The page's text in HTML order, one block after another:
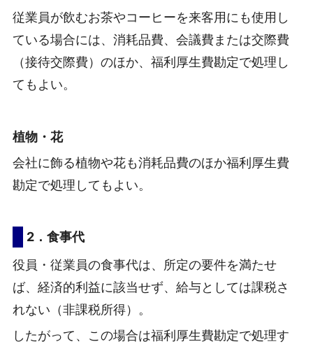
従業員が飲むお茶やコーヒーを来客用にも使用し
ている場合には、消耗品費、会議費または交際費
（接待交際費）のほか、福利厚生費勘定で処理し
てもよい。
植物・花
会社に飾る植物や花も消耗品費のほか福利厚生費
勘定で処理してもよい。
2．食事代
役員・従業員の食事代は、所定の要件を満たせ
ば、経済的利益に該当せず、給与としては課税さ
れない（非課税所得）。
したがって、この場合は福利厚生費勘定で処理す